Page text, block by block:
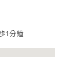
1分鐘